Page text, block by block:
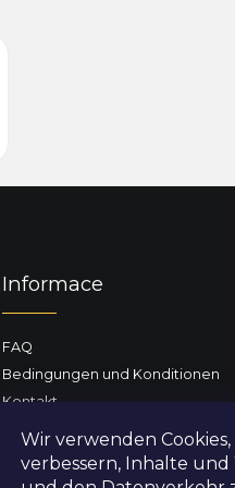
Wir verwenden
verbessern, Inhalte
Informace
FAQ
Bedingungen und Konditionen
Kontakt
Geschäftsbewertung
Lieferung nach DE und AT